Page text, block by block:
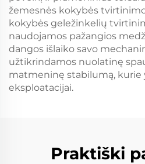
žemesnės kokybės
kokybės geležinkelių
naudojamos pažangios
dangos išlaiko savo
užtikrindamos nuolatinę
matmeninę stabilumą, kurie
eksploatacijai.
Praktiški